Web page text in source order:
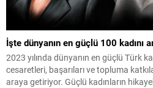
İşte dünyanın en güçlü 100 kadını
2023 yılında dünyanın en güçlü Türk
cesaretleri, başarıları ve topluma
araya getiriyor. Güçlü kadınların